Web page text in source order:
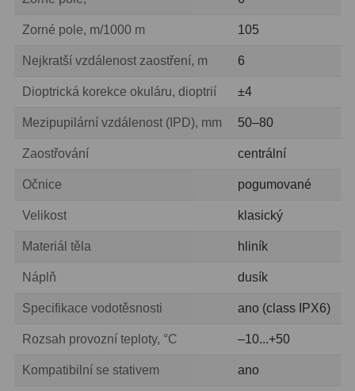
Dálkoměry a Noční vidění
Dálkoměry9
Noční vidění8
Biologické33
Digitální
Kapesní10
Příslušenství16
Meteostanice52
Zorné pole, m/1000 m 105
Nejkratší vzdálenost zaostření, m 6
Dioptrická korekce okuláru, dioptrií ±4
Mezipupilární vzdálenost (IPD), mm 50–80
Zaostřování centrální
Očnice pogumované
Velikost klasický
Materiál těla hliník
Náplň dusík
Specifikace vodotěsnosti ano (class IPX6)
Rozsah provozní teploty, °C –10...+50
Kompatibilní se stativem ano